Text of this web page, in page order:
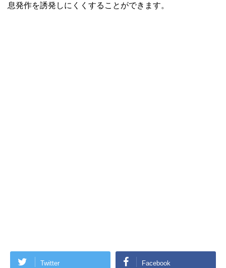
息発作を誘発しにくくすることができます。
Twitter Facebook